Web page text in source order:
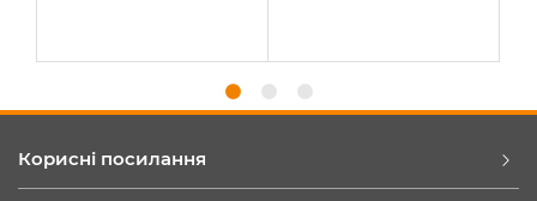
Корисні посилання